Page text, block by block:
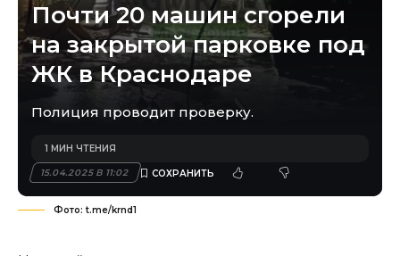
Почти 20 машин сгорели
на закрытой парковке под
ЖК в Краснодаре
Полиция проводит проверку.
15.04.2025 В 11:02
1 МИН ЧТЕНИЯ
Фото: t.me/krnd1